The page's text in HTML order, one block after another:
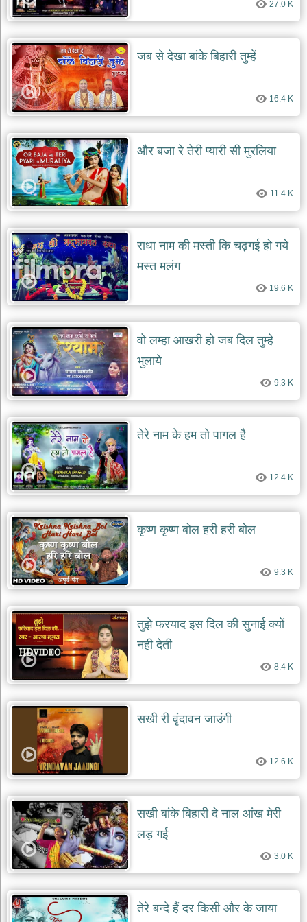
दयाल
भजन
lal
dayal
bhajans
शनि
देव
भजन
dev
bhajans
आज
का
भजन
bhajan
of
day
भजन
जोड़ें
add
bhajans
27.0 K
जब से देखा बांके बिहारी तुम्हें
16.4 K
और बजा रे तेरी प्यारी सी मुरलिया
11.4 K
राधा नाम की मस्ती कि चढ़गई हो गये
मस्त मलंग
19.6 K
वो लम्हा आखरी हो जब दिल तुम्हे
भुलाये
9.3 K
तेरे नाम के हम तो पागल है
12.4 K
कृष्ण कृष्ण बोल हरी हरी बोल
9.3 K
तुझे फरयाद इस दिल की सुनाई क्यों
नही देती
8.4 K
सखी री वृंदावन जाउंगी
12.6 K
सखी बांके बिहारी दे नाल आंख मेरी
लड़ गई
3.0 K
तेरे बन्दे हैं दर किसी और के जाया